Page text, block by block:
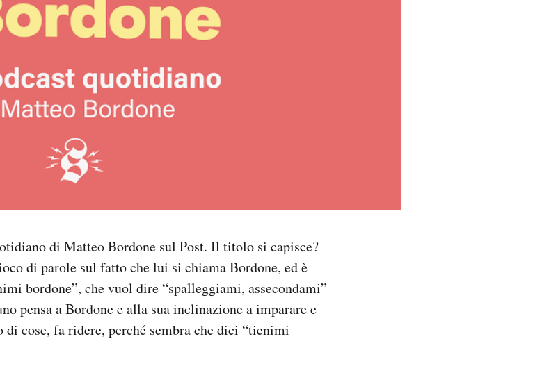
di Matteo Bordone sul Post. Il titolo si capisce?
di parole sul fatto che lui si chiama Bordone, ed è
bordone”, che vuol dire “spalleggiami, assecondami”
pensa a Bordone e alla sua inclinazione a imparare e
di cose, fa ridere, perché sembra che dici “tienimi